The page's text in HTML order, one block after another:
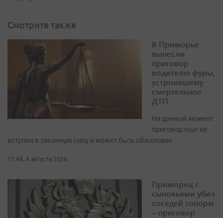
Смотрите также
В Приморье
вынесли
приговор
водителю фуры,
устроившему
смертельное
ДТП
На данный момент
приговор еще не
вступил в законную силу и может быть обжалован
15:48, 4 августа 2026
Приморец с
сыновьями убил
соседей топорм
– приговор